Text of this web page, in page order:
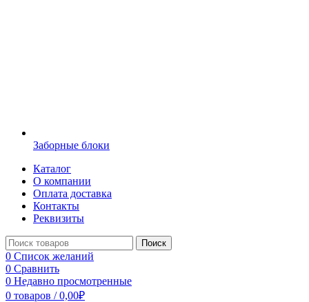
Заборные блоки
Каталог
О компании
Оплата доставка
Контакты
Реквизиты
Поиск
0 Список желаний
0 Сравнить
0 Недавно просмотренные
0 товаров / 0,00₽